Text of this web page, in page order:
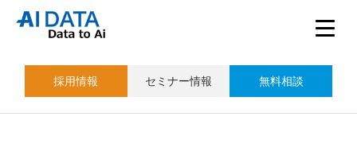
採用情報 セミナー情報 無料相談